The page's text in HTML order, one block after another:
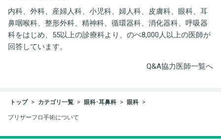
内科、外科、産婦人科、小児科、婦人科、皮膚科、眼科、耳
鼻咽喉科、整形外科、精神科、循環器科、消化器科、呼吸器
科をはじめ、55以上の診療科より、のべ8,000人以上の医師が
回答しています。
Q&A協力医師一覧へ
トップ カテゴリ一覧 眼科･耳鼻科 眼科
プリザーフロ手術について